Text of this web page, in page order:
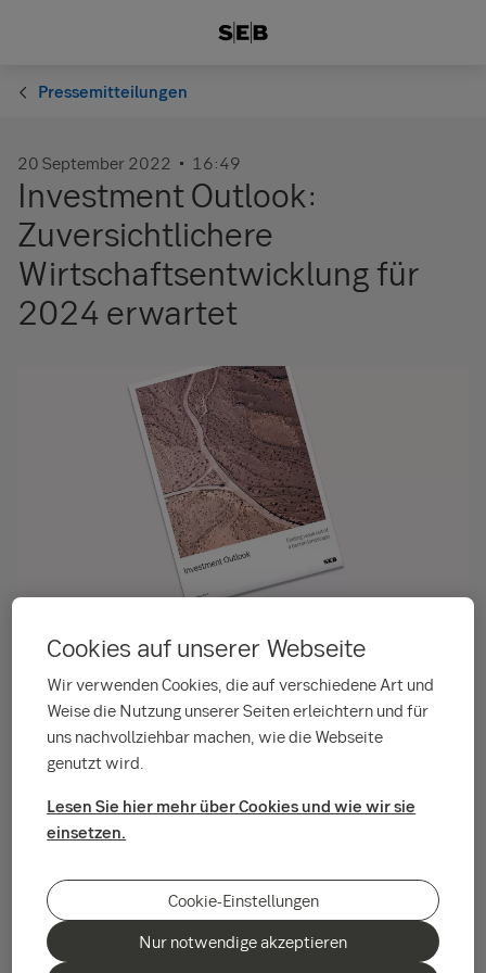
Pressemitteilungen
20 September 2022 16:49
Investment Outlook:
Zuversichtlichere
Wirtschaftsentwicklung für
2024 erwartet
Sommer weiter verschlechtert, eine leichte
Rezession ist realistisch. Für das Jahr 2023
erwarten die SEB Experten insgesamt eine
Prognose für 2024 fällt aber deutlich besser
aus.
Das rückläufige Wachstum und die steigende Inflation haben
die Aktien- und Anleihenmärkte stark belastet. Eine
gedämpfte Risikobereitschaft, erfreulichere
Cookies auf unserer Webseite
Wir verwenden Cookies, die auf verschiedene Art und
Weise die Nutzung unserer Seiten erleichtern und für
uns nachvollziehbar machen, wie die Webseite
genutzt wird.
Lesen Sie hier mehr über Cookies und wie wir sie
einsetzen.
Cookie-Einstellungen
Nur notwendige akzeptieren